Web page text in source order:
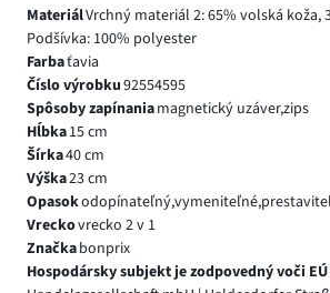
MateriálVrchný materiál 2: 65% volská koža,
Podšívka: 100% polyester
Farbaťavia
Číslo výrobku92554595
Spôsoby zapínaniamagnetický uzáver,zips
Hĺbka15 cm
Šírka40 cm
Výška23 cm
Opasok
Vreckovrecko 2 v 1
Značkabonprix
Hospodársky subjekt je zodpovedný voči EÚ